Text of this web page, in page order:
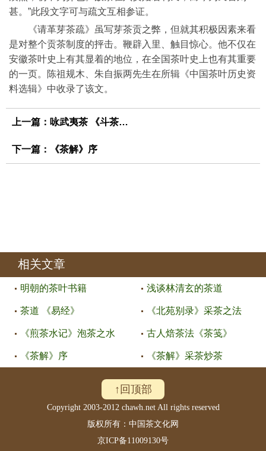
甚。”此段文字可与疏文互相参证。
《请革芽茶疏》虽写芽茶贡之弊，但就其积极因素来看
是对整个贡茶制度的抨击。鞭辟入里、触目惊心。他不仅在
安徽茶叶史上有其显着的地位，在全国茶叶史上也有其重要
的一页。陈祖规木、朱自振两先生在所辑《中国茶叶历史资
料选辑》中收录了该文。
上一篇： 咏武夷茶 《斗茶歌》
下一篇： 《茶解》序
相关文章
明朝的茶叶书籍 浅谈林清玄的茶道
茶道 《易经》 《北苑别录》采茶之法
《煎茶水记》泡茶之水 古人焙茶法《茶笺》
《茶解》序 《茶解》采茶炒茶
↑回顶部
Copyright 2003-2012 chawh.net All rights reserved
版权所有：中国茶文化网
京ICP备11009130号